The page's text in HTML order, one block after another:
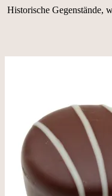
Historische Gegenstände,